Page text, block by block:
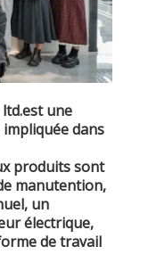
une
dans
produits sont
manutention,
un
électrique,
de travail